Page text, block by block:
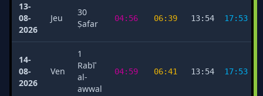
13-
08-
2026
Jeu
30
Ṣafar
04:56 06:39 13:54 17:53
14-
08-
2026
Ven
1
Rabīʿ
al-
awwal
04:59 06:41 13:54 17:53